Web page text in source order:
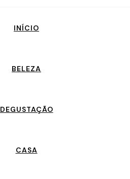
INÍCIO
BELEZA
DEGUSTAÇÃO
CASA